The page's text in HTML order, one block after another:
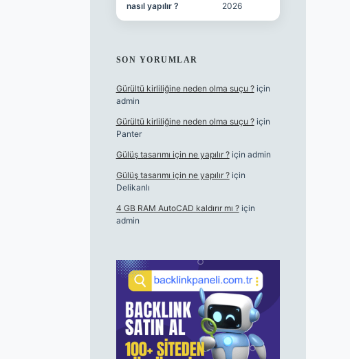
nasıl yapılır ?
2026
SON YORUMLAR
Gürültü kirliliğine neden olma suçu ?için
admin
Gürültü kirliliğine neden olma suçu ?için
Panter
Gülüş tasarımı için ne yapılır ?için admin
Gülüş tasarımı için ne yapılır ?için
Delikanlı
4 GB RAM AutoCAD kaldırır mı ?için
admin